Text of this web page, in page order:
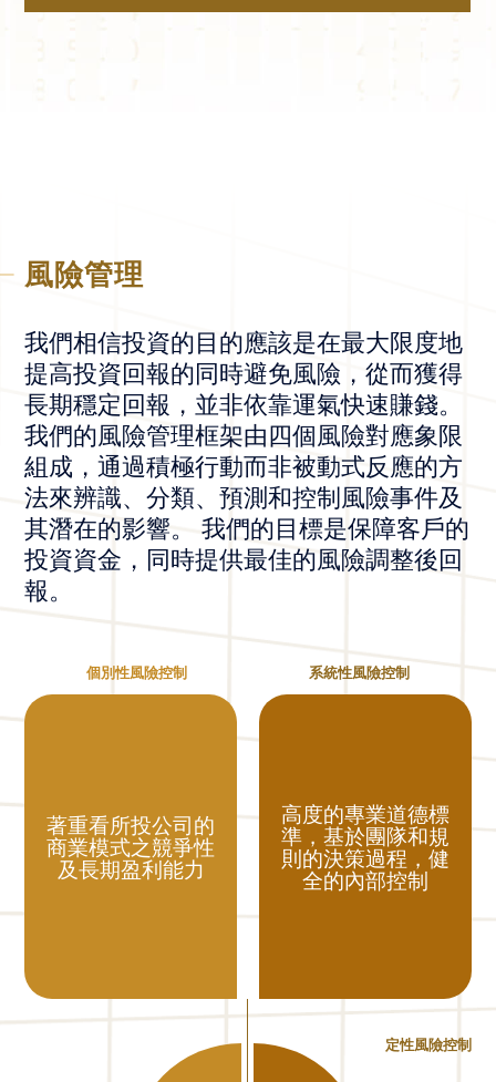
風險管理
我們相信投資的目的應該是在最大限度地
提高投資回報的同時避免風險，從而獲得
長期穩定回報，並非依靠運氣快速賺錢。
我們的風險管理框架由四個風險對應象限
組成，通過積極行動而非被動式反應的方
法來辨識、分類、預測和控制風險事件及
其潛在的影響。 我們的目標是保障客戶的
投資資金，同時提供最佳的風險調整後回
報。
個別性風險控制 系統性風險控制
著重看所投公司的
商業模式之競爭性
及長期盈利能力
高度的專業道德標
準，基於團隊和規
則的決策過程，健
全的內部控制
定性風險控制